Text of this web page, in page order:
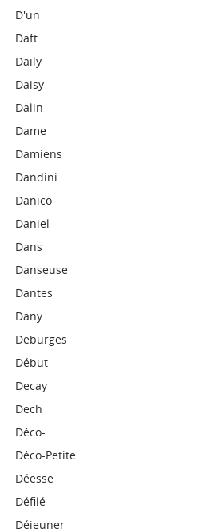
D'un
Daft
Daily
Daisy
Dalin
Dame
Damiens
Dandini
Danico
Daniel
Dans
Danseuse
Dantes
Dany
Deburges
Début
Decay
Dech
Déco-
Déco-Petite
Déesse
Défilé
Déjeuner